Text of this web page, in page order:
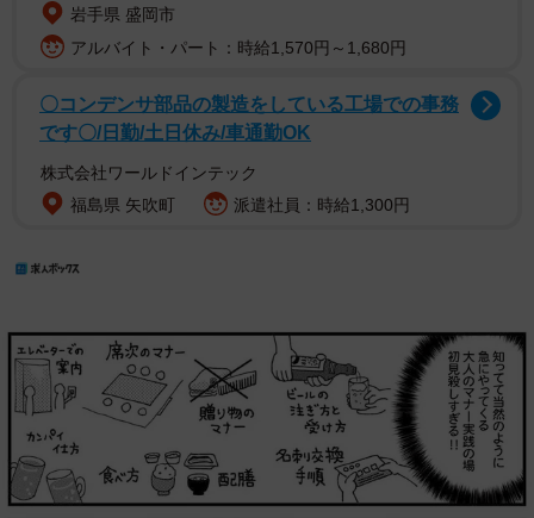
岩手県 盛岡市
アルバイト・パート：時給1,570円～1,680円
〇コンデンサ部品の製造をしている工場での事務
です〇/日勤/土日休み/車通勤OK
株式会社ワールドインテック
福島県 矢吹町
派遣社員：時給1,300円